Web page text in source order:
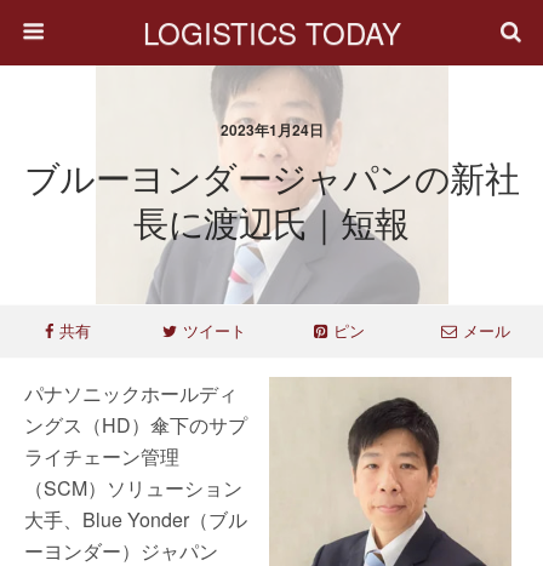
LOGISTICS TODAY
2023年1月24日
ブルーヨンダージャパンの新社
長に渡辺氏｜短報
共有 ツイート ピン メール
パナソニックホールディ
ングス（HD）傘下のサプ
ライチェーン管理
（SCM）ソリューション
大手、Blue Yonder（ブル
ーヨンダー）ジャパン